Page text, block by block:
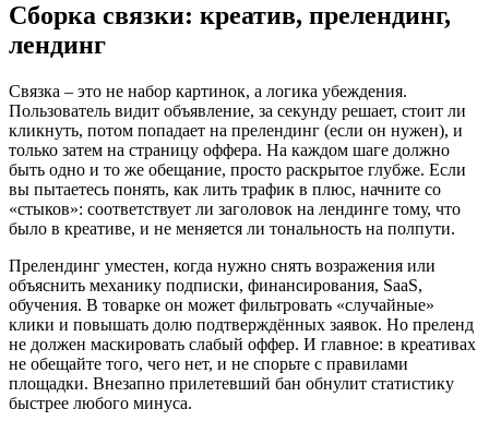
Сборка связки: креатив, прелендинг,
лендинг
Связка – это не набор картинок, а логика убеждения.
Пользователь видит объявление, за секунду решает, стоит ли
кликнуть, потом попадает на прелендинг (если он нужен), и
только затем на страницу оффера. На каждом шаге должно
быть одно и то же обещание, просто раскрытое глубже. Если
вы пытаетесь понять, как лить трафик в плюс, начните со
«стыков»: соответствует ли заголовок на лендинге тому, что
было в креативе, и не меняется ли тональность на полпути.
Прелендинг уместен, когда нужно снять возражения или
объяснить механику подписки, финансирования, SaaS,
обучения. В товарке он может фильтровать «случайные»
клики и повышать долю подтверждённых заявок. Но преленд
не должен маскировать слабый оффер. И главное: в креативах
не обещайте того, чего нет, и не спорьте с правилами
площадки. Внезапно прилетевший бан обнулит статистику
быстрее любого минуса.